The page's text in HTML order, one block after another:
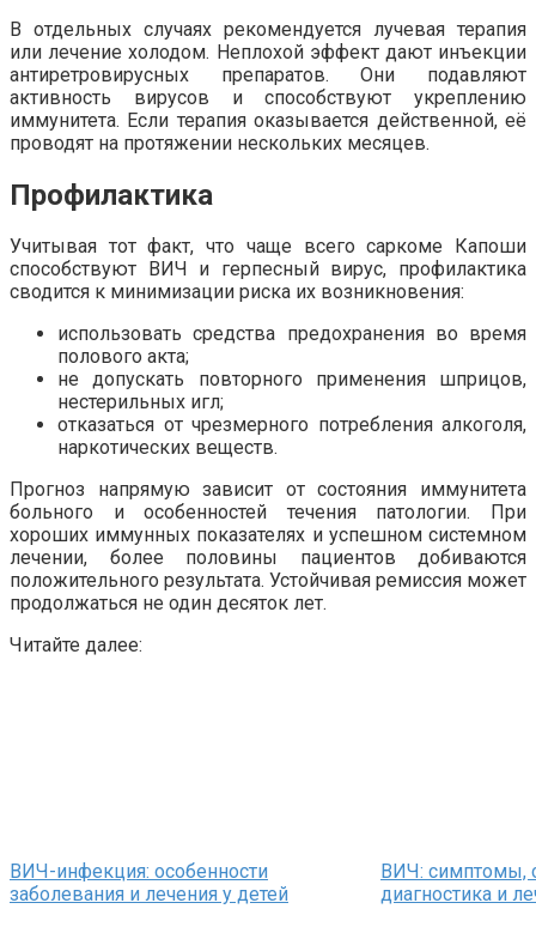
В отдельных случаях рекомендуется лучевая терапия
или лечение холодом. Неплохой эффект дают инъекции
антиретровирусных препаратов. Они подавляют
активность вирусов и способствуют укреплению
иммунитета. Если терапия оказывается действенной, её
проводят на протяжении нескольких месяцев.
Профилактика
Учитывая тот факт, что чаще всего саркоме Капоши
способствуют ВИЧ и герпесный вирус, профилактика
сводится к минимизации риска их возникновения:
использовать средства предохранения во время
полового акта;
не допускать повторного применения шприцов,
нестерильных игл;
отказаться от чрезмерного потребления алкоголя,
наркотических веществ.
Прогноз напрямую зависит от состояния иммунитета
больного и особенностей течения патологии. При
хороших иммунных показателях и успешном системном
лечении, более половины пациентов добиваются
положительного результата. Устойчивая ремиссия может
продолжаться не один десяток лет.
Читайте далее:
ВИЧ-инфекция: особенности
заболевания и лечения у детей
ВИЧ: симптомы,
диагностика и